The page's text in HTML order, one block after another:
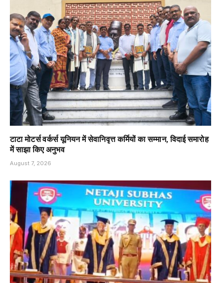
टाटा मोटर्स वर्कर्स यूनियन में सेवानिवृत्त कर्मियों का सम्मान, विदाई समारोह
में साझा किए अनुभव
August 7, 2026